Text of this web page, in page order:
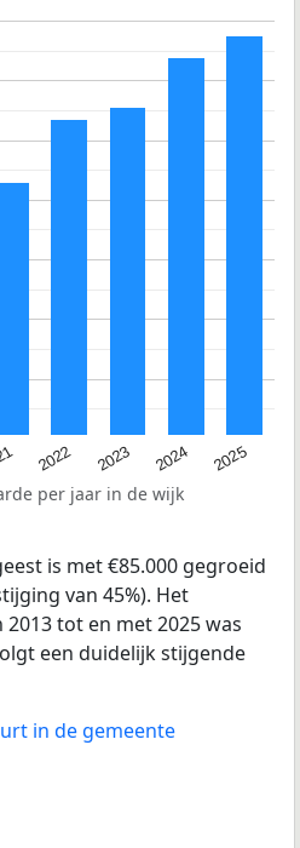
2022 2023 2024 2025
per jaar in de wijk
is met €85.000 gegroeid
van 45%). Het
tot en met 2025 was
een duidelijk stijgende
in de gemeente